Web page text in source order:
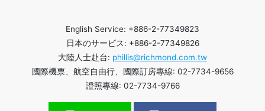
English Service: +886-2-77349823
日本のサービス: +886-2-77349826
大陸人士赴台: phillis@richmond.com.tw
國際機票、航空自由行、國際訂房專線: 02-7734-9656
證照專線: 02-7734-9766